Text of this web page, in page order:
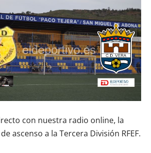
con nuestra radio online, la
ascenso a la Tercera División RFEF.